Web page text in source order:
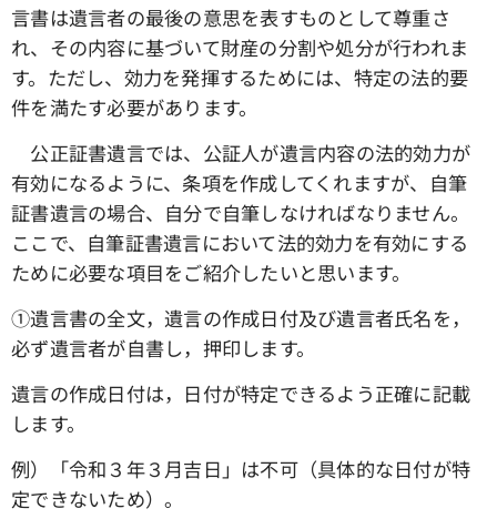
言書は遺言者の最後の意思を表すものとして尊重さ
れ、その内容に基づいて財産の分割や処分が行われま
す。ただし、効力を発揮するためには、特定の法的要
件を満たす必要があります。
公正証書遺言では、公証人が遺言内容の法的効力が
有効になるように、条項を作成してくれますが、自筆
証書遺言の場合、自分で自筆しなければなりません。
ここで、自筆証書遺言において法的効力を有効にする
ために必要な項目をご紹介したいと思います。
①遺言書の全文，遺言の作成日付及び遺言者氏名を，
必ず遺言者が自書し，押印します。
遺言の作成日付は，日付が特定できるよう正確に記載
します。
例）「令和３年３月吉日」は不可（具体的な日付が特
定できないため）。